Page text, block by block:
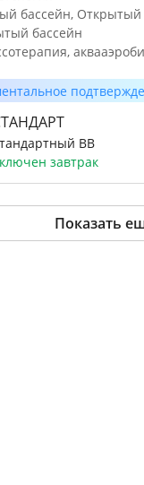
бассейн, Открытый
бассейн
ВВ
завтрак
Показать